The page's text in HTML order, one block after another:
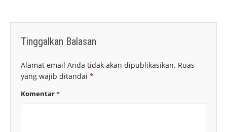
Tinggalkan Balasan
Alamat email Anda tidak akan dipublikasikan. Ruas
yang wajib ditandai *
Komentar*